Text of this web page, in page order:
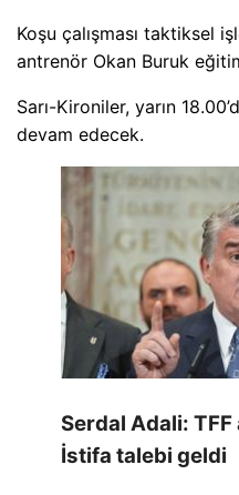
Koşu çalışması taktiksel
antrenör Okan Buruk
Sarı-Kironiler, yarın
devam edecek.
Serdal Adali:
İstifa talebi geldi